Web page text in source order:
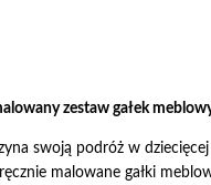
zestaw gałek
swoją podróż w
malowane gałki